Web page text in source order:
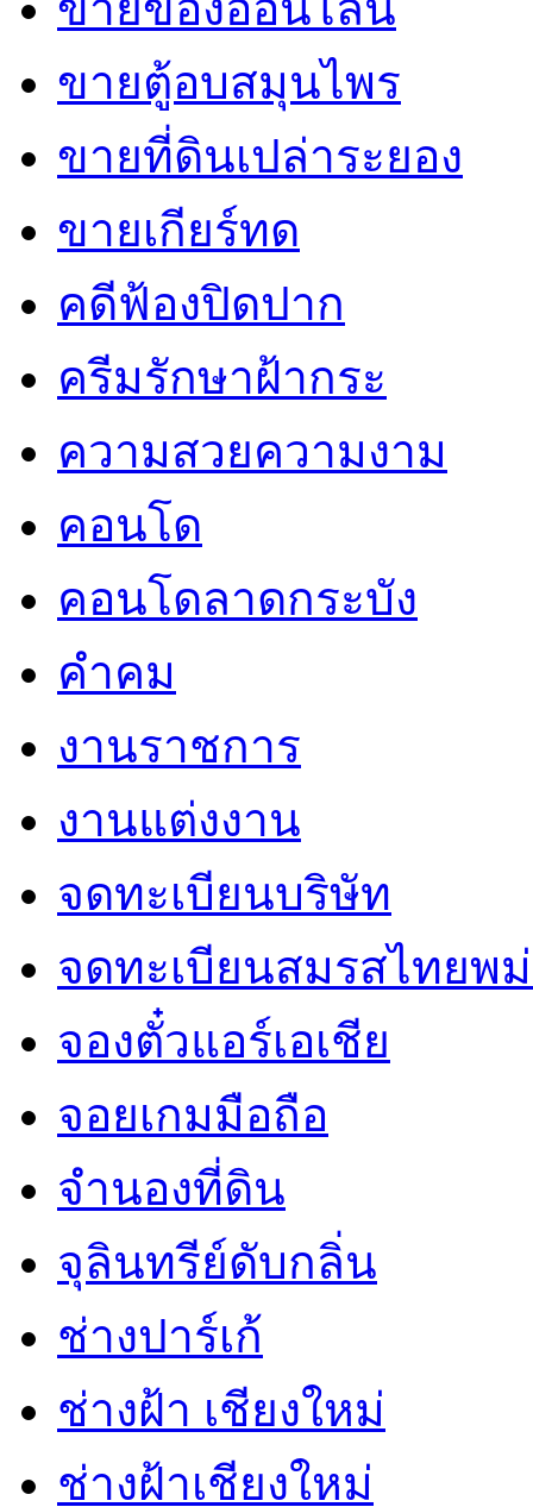
ขายตู้อบสมุนไพร
ขายที่ดินเปล่าระยอง
ขายเกียร์ทด
คดีฟ้องปิดปาก
ครีมรักษาฝ้ากระ
ความสวยความงาม
คอนโด
คอนโดลาดกระบัง
คำคม
งานราชการ
งานแต่งงาน
จดทะเบียนบริษัท
จดทะเบียนสมรสไทยพ
จองตั๋วแอร์เอเชีย
จอยเกมมือถือ
จำนองที่ดิน
จุลินทรีย์ดับกลิ่น
ช่างปาร์เก้
ช่างฝ้า เชียงใหม่
ช่างฝ้าเชียงใหม่